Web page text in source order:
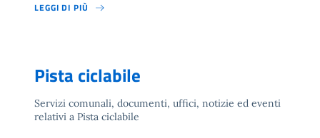
LEGGI DI PIÙ
Pista ciclabile
Servizi comunali, documenti, uffici, notizie ed eventi
relativi a Pista ciclabile